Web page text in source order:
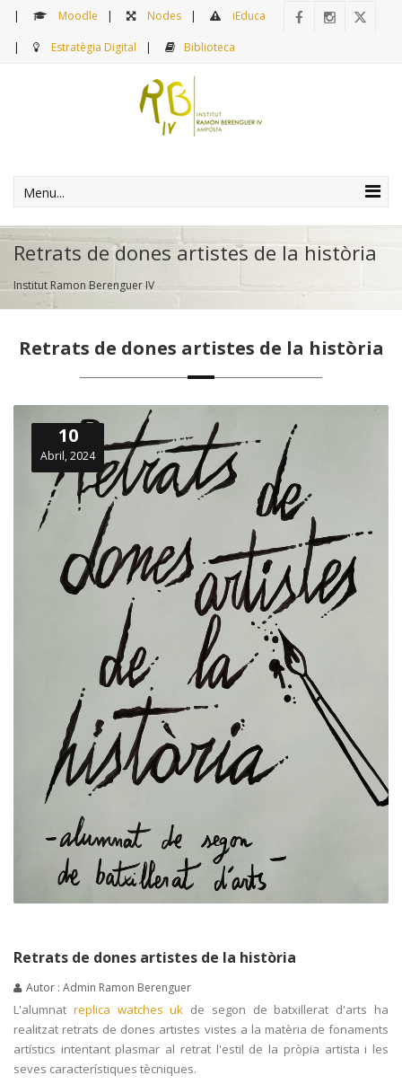
Moodle Nodes iEduca
Estratègia Digital Biblioteca
Menu...
Retrats de dones artistes de la història
Institut Ramon Berenguer IV
Retrats de dones artistes de la història
10
Abril, 2024
Retrats de dones artistes de la història
Autor : Admin Ramon Berenguer
L'alumnat replica watches uk de segon de batxillerat d'arts ha
realitzat retrats de dones artistes vistes a la matèria de fonaments
artístics intentant plasmar al retrat l'estil de la pròpia artista i les
seves característiques tècniques.